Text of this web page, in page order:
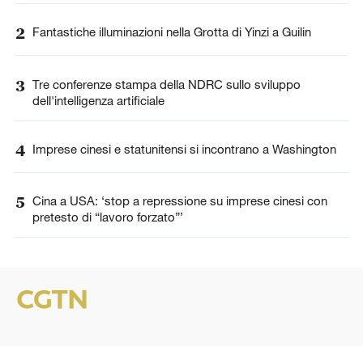
2 Fantastiche illuminazioni nella Grotta di Yinzi a Guilin
3 Tre conferenze stampa della NDRC sullo sviluppo
dell'intelligenza artificiale
4 Imprese cinesi e statunitensi si incontrano a Washington
5 Cina a USA: ‘stop a repressione su imprese cinesi con
pretesto di “lavoro forzato”’